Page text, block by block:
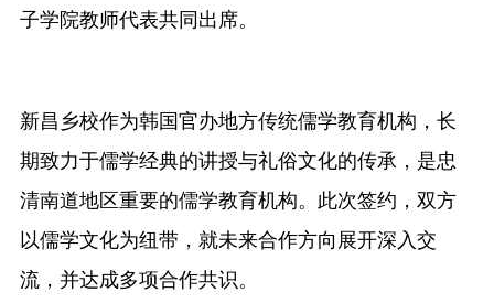
校园文化
子学院教师代表共同出席。
新昌乡校作为韩国官办地方传统儒学教育机构，长
期致力于儒学经典的讲授与礼俗文化的传承，是忠
清南道地区重要的儒学教育机构。此次签约，双方
以儒学文化为纽带，就未来合作方向展开深入交
流，并达成多项合作共识。